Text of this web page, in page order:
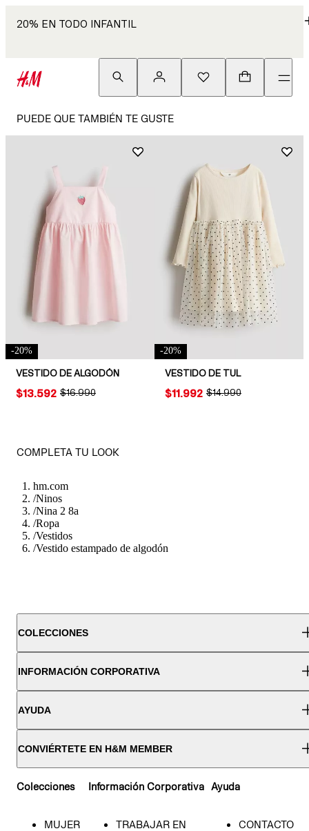
20% EN TODO INFANTIL
PUEDE QUE TAMBIÉN TE GUSTE
-20%
VESTIDO DE ALGODÓN
ORIGINAL PRICE:
$16.990
PRICE:
$13.592
-20%
VESTIDO DE TUL
ORIGINAL PRICE:
$14.990
PRICE:
$11.992
COMPLETA TU LOOK
hm.com
/Ninos
/Nina 2 8a
/Ropa
/Vestidos
/Vestido estampado de algodón
COLECCIONES
INFORMACIÓN CORPORATIVA
AYUDA
CONVIÉRTETE EN H&M MEMBER
Colecciones
MUJER
Información Corporativa
TRABAJAR EN
Ayuda
CONTACTO